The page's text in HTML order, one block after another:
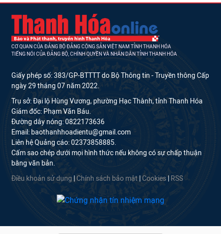
CƠ QUAN CỦA ĐẢNG BỘ ĐẢNG CỘNG SẢN VIỆT NAM TỈNH THANH HÓA
TIẾNG NÓI CỦA ĐẢNG BỘ, CHÍNH QUYỀN VÀ NHÂN DÂN TỈNH THANH HÓA
Giấy phép số: 383/GP-BTTTT do Bộ Thông tin - Truyền thông Cấp
ngày 29 tháng 07 năm 2022.
Trụ sở: Đại lộ Hùng Vương, phường Hạc Thành, tỉnh Thanh Hóa
Giám đốc: Phạm Văn Báu.
Đường dây nóng: 0822173636
Email: baothanhhoadientu@gmail.com
Liên hệ Quảng cáo: 02373858885.
Cấm sao chép dưới mọi hình thức nếu không có sự chấp thuận
bằng văn bản.
Điều khoản sử dụng Chính sách bảo mật Cookies RSS